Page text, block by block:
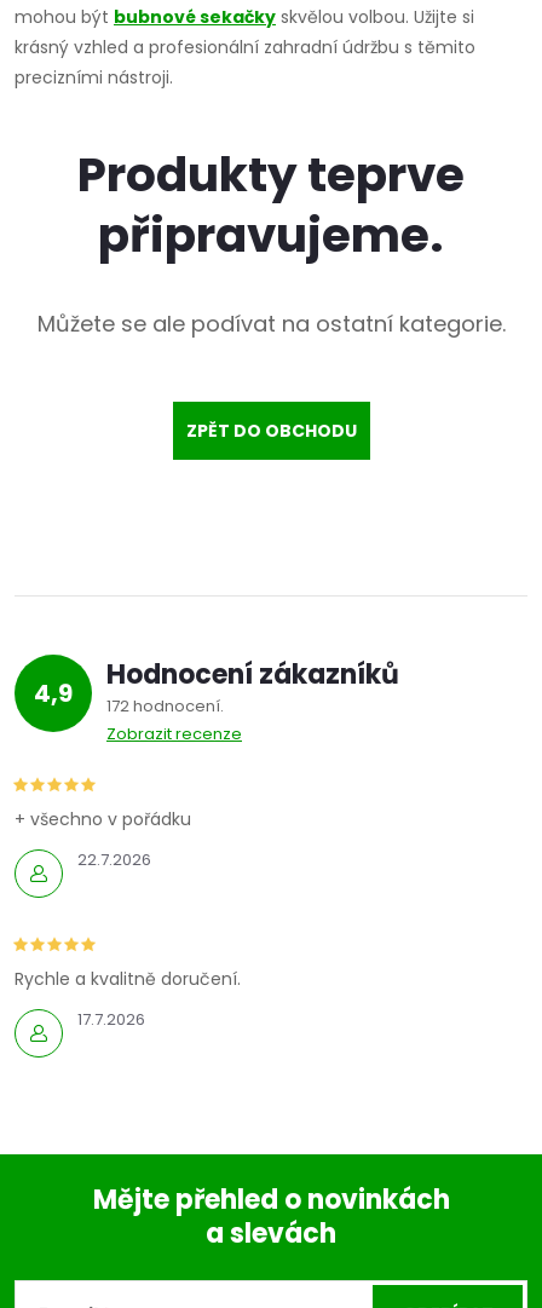
mohou být bubnové sekačky skvělou volbou. Užijte si
krásný vzhled a profesionální zahradní údržbu s těmito
precizními nástroji.
Produkty teprve
připravujeme.
Můžete se ale podívat na ostatní kategorie.
ZPĚT DO OBCHODU
4,9 Hodnocení zákazníků
172 hodnocení
Zobrazit recenze
22.7.2026
+ všechno v pořádku
17.7.2026
Rychle a kvalitně doručení.
Mějte přehled o novinkách
a slevách